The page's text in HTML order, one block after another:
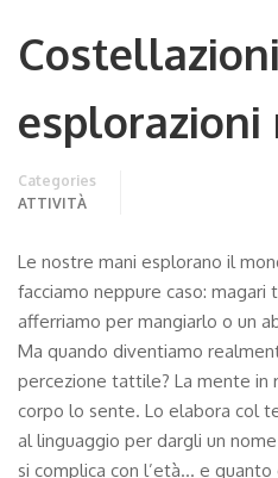
esplorazioni
Categories
ATTIVITÀ
Le nostre mani esplorano il
facciamo neppure caso:
afferriamo per mangiarlo o un
Ma quando diventiamo
percezione tattile? La mente in
corpo lo sente. Lo elabora col
al linguaggio per dargli un
si complica con l’età… e